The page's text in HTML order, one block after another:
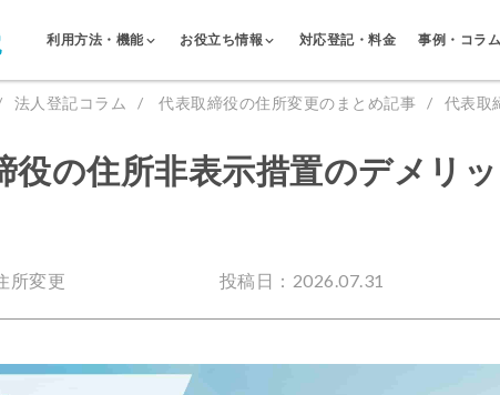
利用方法・機能 お役立ち情報 対応登記・料金 事例・コラム
法人登記コラム 代表取締役の住所変更のまとめ記事 代表取
役の住所非表示措置のデメリ
所変更 投稿日：2026.07.31